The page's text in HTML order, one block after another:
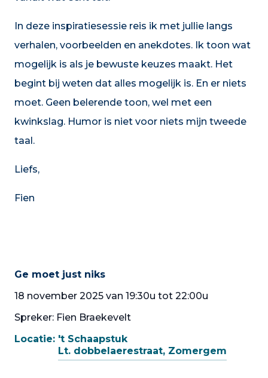
In deze inspiratiesessie reis ik met jullie langs
verhalen, voorbeelden en anekdotes. Ik toon wat
mogelijk is als je bewuste keuzes maakt. Het
begint bij weten dat alles mogelijk is. En er niets
moet. Geen belerende toon, wel met een
kwinkslag. Humor is niet voor niets mijn tweede
taal.
Liefs,
Fien
Ge moet just niks
18 november 2025 van 19:30u tot 22:00u
Spreker: Fien Braekevelt
Locatie: 't Schaapstuk
Lt. dobbelaerestraat, Zomergem